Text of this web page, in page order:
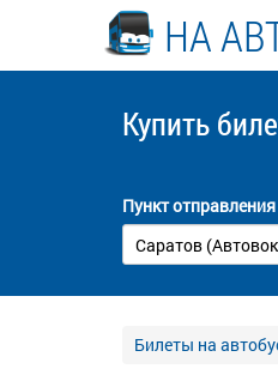
НА
Купить
Пункт отправления
Билеты на